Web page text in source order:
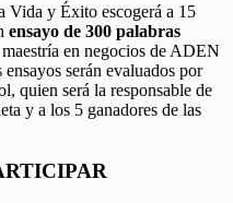
Vida y Éxito escogerá a 15
ensayo de 300 palabras
en negocios de ADEN
serán evaluados por
quien será la responsable de
y a los 5 ganadores de las